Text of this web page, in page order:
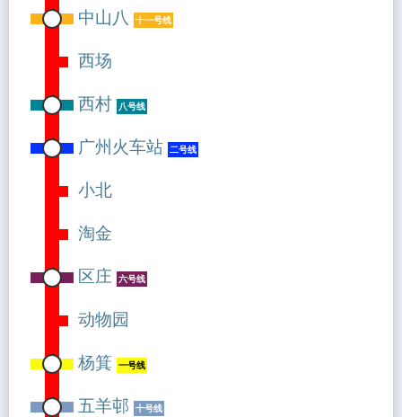
中山八 十一号线
西场
西村
八号线
广州火车站 二号线
小北
淘金
区庄
六号线
动物园
杨箕
一号线
五羊邨 十号线